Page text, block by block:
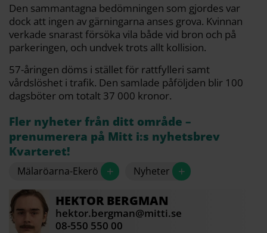
Den sammantagna bedömningen som gjordes var
dock att ingen av gärningarna anses grova. Kvinnan
verkade snarast försöka vila både vid bron och på
parkeringen, och undvek trots allt kollision.
57-åringen döms i stället för rattfylleri samt
vårdslöshet i trafik. Den samlade påföljden blir 100
dagsböter om totalt 37 000 kronor.
Fler nyheter från ditt område –
prenumerera på Mitt i:s nyhetsbrev
Kvarteret!
Mälaröarna-Ekerö + Nyheter +
HEKTORBERGMAN
hektor.bergman@mitti.se
08-550 550 00